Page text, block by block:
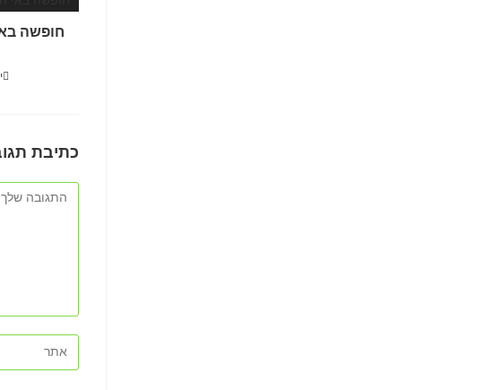
חופשה
כתיבת